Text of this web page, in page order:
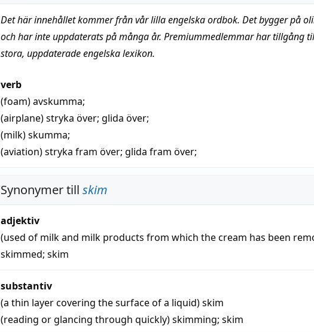
Det här innehållet kommer från vår lilla engelska ordbok. Det bygger på
och har inte uppdaterats på många år. Premiummedlemmar har tillgång
stora, uppdaterade engelska lexikon.
verb
(foam)avskumma;
(airplane)stryka över; glida över;
(milk)skumma;
(aviation)stryka fram över; glida fram över;
Synonymer till skim
adjektiv
(used of milk and milk products from which the cream has been
skimmed; skim
substantiv
(a thin layer covering the surface of a liquid)skim
(reading or glancing through quickly)skimming; skim